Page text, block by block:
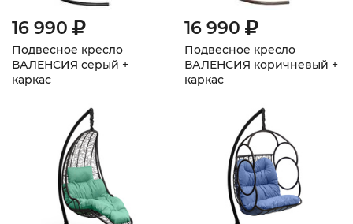
16 990
Подвесное кресло
ВАЛЕНСИЯ серый +
каркас
16 990
Подвесное кресло
ВАЛЕНСИЯ коричневый +
каркас